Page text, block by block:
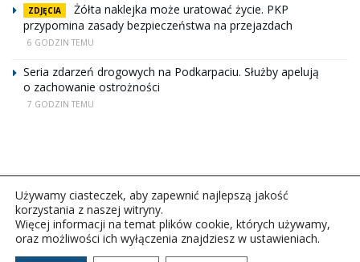
ZDJĘCIA
Żółta naklejka może uratować życie. PKP
przypomina zasady bezpieczeństwa na przejazdach
6 GODZIN TEMU
Seria zdarzeń drogowych na Podkarpaciu. Służby apelują
o zachowanie ostrożności
7 GODZIN TEMU
Copyright © 2026Polskie Radio Rzeszów S.A. w likwidacj.
Używamy ciasteczek, aby zapewnić najlepszą jakość
korzystania z naszej witryny.
Więcej informacji na temat plików cookie, których używamy,
oraz możliwości ich wyłączenia znajdziesz w ustawieniach.